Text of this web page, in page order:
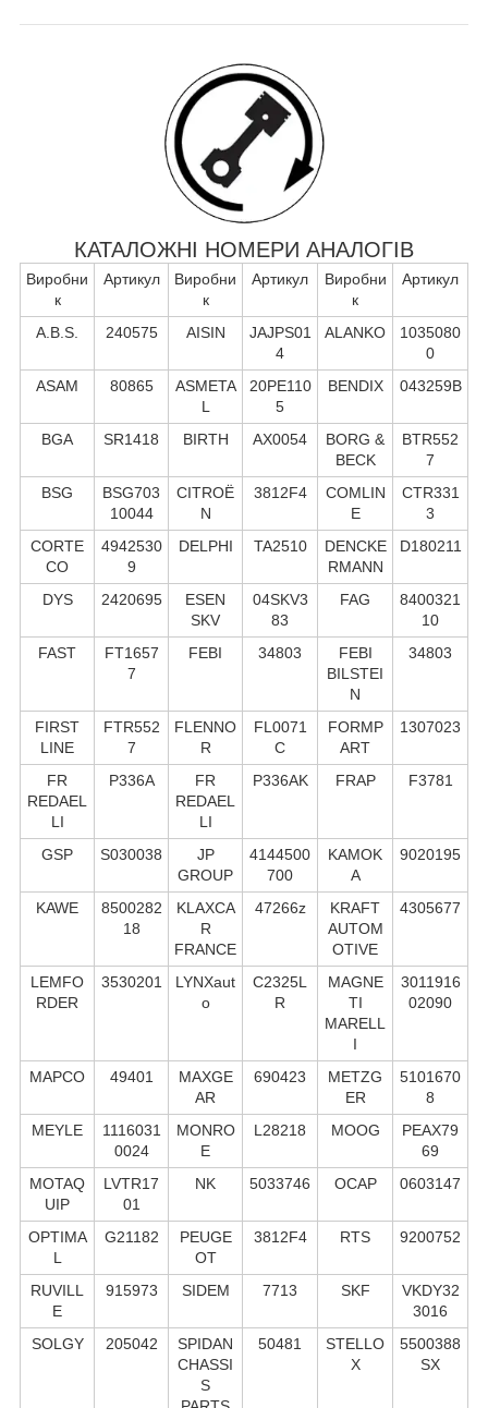
КАТАЛОЖНІ НОМЕРИ АНАЛОГІВ
Виробни
к
Артикул
Виробни
к
Артикул
Виробни
к
Артикул
A.B.S. 240575 AISIN
JAJPS01
4
ALANKO
1035080
0
ASAM
80865
ASMETA
L
20PE110
5
BENDIX 043259B
BGA SR1418 BIRTH AX0054
BORG &
BECK
BTR552
7
BSG
BSG703
10044
CITROË
N
3812F4
COMLIN
E
CTR331
3
CORTE
CO
4942530
9
DELPHI TA2510
DENCKE
RMANN
D180211
DYS 2420695
ESEN
SKV
04SKV3
83
FAG
8400321
10
FAST
FT1657
7
FEBI 34803
FEBI
BILSTEI
N
34803
FIRST
LINE
FTR552
7
FLENNO
R
FL0071
C
FORMP
ART
1307023
FR
REDAEL
LI
P336A
FR
REDAEL
LI
P336AK FRAP F3781
GSP S030038
JP
GROUP
4144500
700
KAMOK
A
9020195
KAWE
8500282
18
KLAXCA
R
FRANCE
47266z
KRAFT
AUTOM
OTIVE
4305677
LEMFO
RDER
3530201
LYNXaut
o
C2325L
R
MAGNE
TI
MARELL
I
3011916
02090
MAPCO 49401
MAXGE
AR
690423
METZG
ER
5101670
8
MEYLE
1116031
0024
MONRO
E
L28218 MOOG
PEAX79
69
MOTAQ
UIP
LVTR17
01
NK 5033746 OCAP 0603147
OPTIMA
L
G21182
PEUGE
OT
3812F4 RTS 9200752
RUVILL
E
915973 SIDEM 7713 SKF
VKDY32
3016
SOLGY
205042
SPIDAN
CHASSI
S
50481
STELLO
X
5500388
SX